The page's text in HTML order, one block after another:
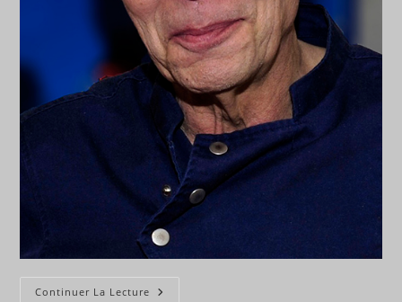
Continuer La Lecture Adieu